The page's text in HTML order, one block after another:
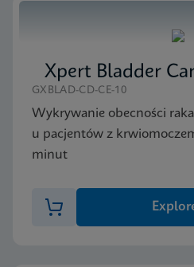
Xpert FII FV SDS CE-IVD
Xpert Bladder
GXBLAD-CD-CE-10
Wykrywanie obecności
u pacjentów z
minut